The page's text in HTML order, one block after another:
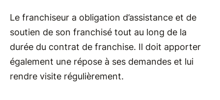
Le franchiseur a obligation d’assistance et de
soutien de son franchisé tout au long de la
durée du contrat de franchise. Il doit apporter
également une répose à ses demandes et lui
rendre visite régulièrement.